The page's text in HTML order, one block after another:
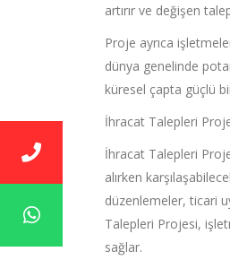
artırır ve değişen
Proje ayrıca
dünya genelinde
küresel çapta güçlü
İhracat Talepleri
İhracat Talepleri
alırken
düzenlemeler, ticari
Talepleri Projesi,
sağlar.